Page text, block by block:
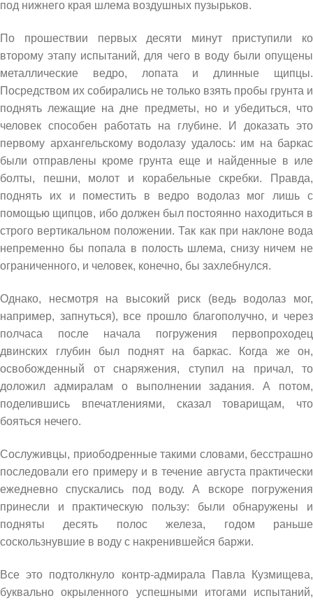
под нижнего края шлема воздушных пузырьков.
По прошествии первых десяти минут приступили ко
второму этапу испытаний, для чего в воду были опущены
металлические ведро, лопата и длинные щипцы.
Посредством их собирались не только взять пробы грунта и
поднять лежащие на дне предметы, но и убедиться, что
человек способен работать на глубине. И доказать это
первому архангельскому водолазу удалось: им на баркас
были отправлены кроме грунта еще и найденные в иле
болты, пешни, молот и корабельные скребки. Правда,
поднять их и поместить в ведро водолаз мог лишь с
помощью щипцов, ибо должен был постоянно находиться в
строго вертикальном положении. Так как при наклоне вода
непременно бы попала в полость шлема, снизу ничем не
ограниченного, и человек, конечно, бы захлебнулся.
Однако, несмотря на высокий риск (ведь водолаз мог,
например, запнуться), все прошло благополучно, и через
полчаса после начала погружения первопроходец
двинских глубин был поднят на баркас. Когда же он,
освобожденный от снаряжения, ступил на причал, то
доложил адмиралам о выполнении задания. А потом,
поделившись впечатлениями, сказал товарищам, что
бояться нечего.
Сослуживцы, приободренные такими словами, бесстрашно
последовали его примеру и в течение августа практически
ежедневно спускались под воду. А вскоре погружения
принесли и практическую пользу: были обнаружены и
подняты десять полос железа, годом раньше
соскользнувшие в воду с накренившейся баржи.
Все это подтолкнуло контр-адмирала Павла Кузмищева,
буквально окрыленного успешными итогами испытаний,